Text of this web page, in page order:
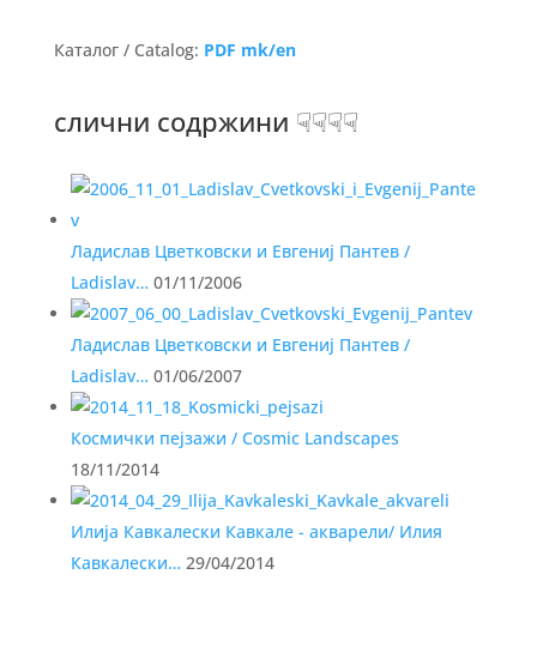
Каталог / Catalog: PDF mk/en
слични содржини ☟☟☟☟
Ладислав Цветковски и Евгениј Пантев /
Ladislav… 01/11/2006
Ладислав Цветковски и Евгениј Пантев /
Ladislav… 01/06/2007
Космички пејзажи / Cosmic Landscapes
18/11/2014
Илија Кавкалески Кавкале - акварели/ Илия
Кавкалески… 29/04/2014